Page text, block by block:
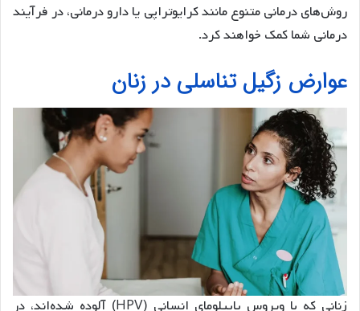
روش‌های درمانی متنوع مانند کرایوتراپی یا دارو درمانی، در فرآیند
درمانی شما کمک خواهند کرد.
عوارض زگیل تناسلی در زنان
زنانی که با ویروس پاپیلومای انسانی (HPV) آلوده شده‌اند، در